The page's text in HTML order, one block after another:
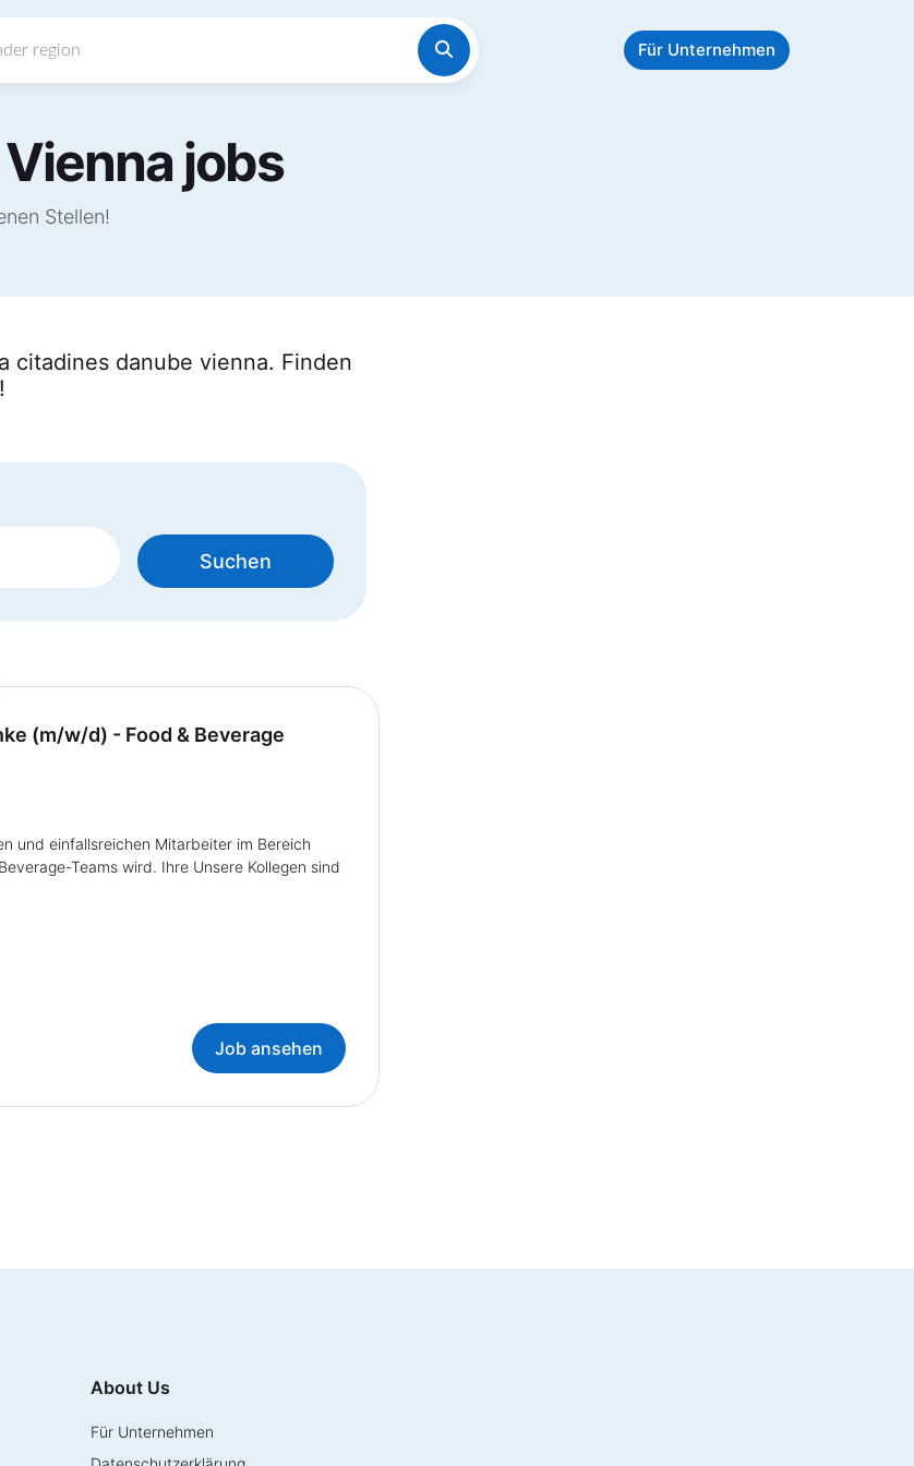
Für Unternehmen
jobs
Stellen!
citadines danube vienna. Finden
Suchen
(m/w/d) - Food & Beverage
und einfallsreichen Mitarbeiter im Bereich
Teams wird. Ihre Unsere Kollegen sind
Job ansehen
About Us
Für Unternehmen